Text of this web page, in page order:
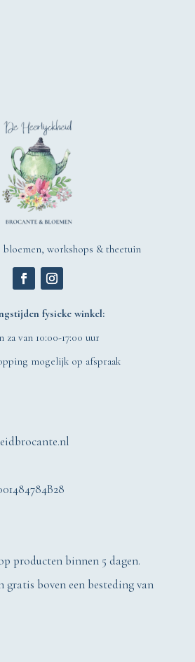
bloemen, workshops & theetuin
fysieke winkel:
za van 10:00-17:00 uur
mogelijk op afspraak
producten binnen 5 dagen.
gratis boven een besteding van